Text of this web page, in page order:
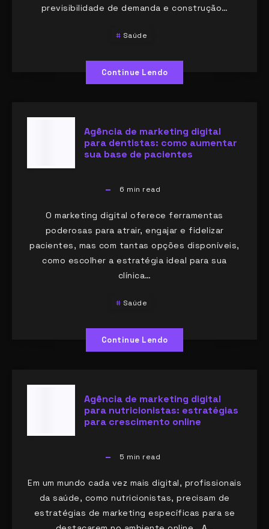
previsibilidade de demanda e construção…
Saúde
Continue Lendo
Agência de marketing digital
para dentistas: como aumentar
sua base de pacientes
6 min read
O marketing digital oferece ferramentas
poderosas para atrair, engajar e fidelizar
pacientes, mas com tantas opções disponíveis,
como escolher a estratégia ideal para sua
clínica…
Saúde
Continue Lendo
Agência de marketing digital
para nutricionistas: estratégias
para crescimento online
5 min read
Em um mundo cada vez mais digital, profissionais
da saúde, como nutricionistas, precisam de
estratégias de marketing específicas para se